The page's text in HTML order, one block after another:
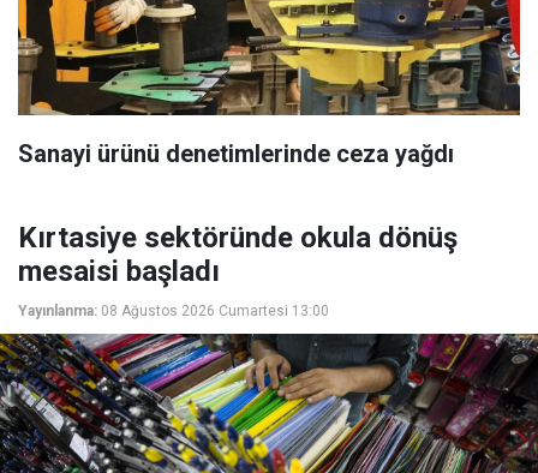
Sanayi ürünü denetimlerinde ceza yağdı
Kırtasiye sektöründe okula dönüş
mesaisi başladı
Yayınlanma: 08 Ağustos 2026 Cumartesi 13:00